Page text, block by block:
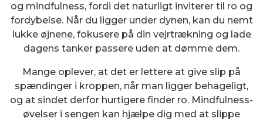
og mindfulness, fordi det naturligt inviterer til ro og
fordybelse. Når du ligger under dynen, kan du nemt
lukke øjnene, fokusere på din vejrtrækning og lade
dagens tanker passere uden at dømme dem.
Mange oplever, at det er lettere at give slip på
spændinger i kroppen, når man ligger behageligt,
og at sindet derfor hurtigere finder ro. Mindfulness-
øvelser i sengen kan hjælpe dig med at slippe